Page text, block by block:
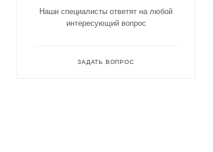
Наши специалисты ответят на любой
интересующий вопрос
ЗАДАТЬ ВОПРОС